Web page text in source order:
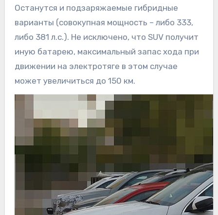
Останутся и подзаряжаемые гибридные
варианты (совокупная мощность – либо 333,
либо 381 л.с.). Не исключено, что SUV получит
иную батарею, максимальный запас хода при
движении на электротяге в этом случае
может увеличиться до 150 км.